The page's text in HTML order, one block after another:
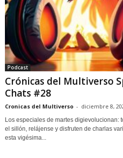
Podcast
Crónicas del Multiverso
Chats #28
Cronicas del Multiverso - diciembre 8,
Los especiales de martes digievolucionan:
el sillón, relájense y disfruten de charlas
esta vigésima...